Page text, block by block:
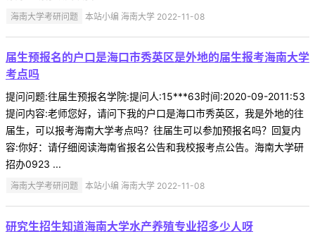
海南大学考研问题 本站小编 海南大学 2022-11-08
届生预报名的户口是海口市秀英区是外地的届生报考海南大学
考点吗
提问问题:往届生预报名学院:提问人:15***63时间:2020-09-2011:53
提问内容:老师您好，请问下我的户口是海口市秀英区，我是外地的往
届生，可以报考海南大学考点吗？往届生可以参加预报名吗？回复内
容:你好：请仔细阅读海南省报名公告和我校报考点公告。海南大学研
招办0923 ...
海南大学考研问题 本站小编 海南大学 2022-11-08
研究生招生知道海南大学水产养殖专业招多少人呀